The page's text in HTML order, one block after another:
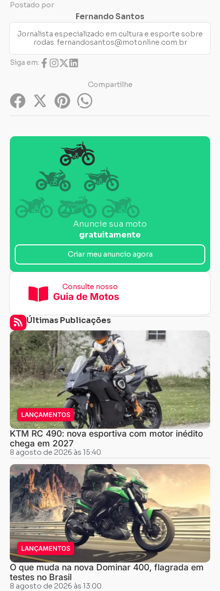
Postado por
Fernando Santos
Jornalista especializado em cultura e esporte sobre
rodas. fernandosantos@motonline.com.br
Siga em:
Compartilhe
Anuncie sua moto
gratuitamente
Criar meu anuncio agora
Consulte nosso
Guia de Motos
Últimas Publicações
LANÇAMENTOS
KTM RC 490: nova esportiva com motor inédito
chega em 2027
8 agosto de 2026 às 15:40
LANÇAMENTOS
O que muda na nova Dominar 400, flagrada em
testes no Brasil
8 agosto de 2026 às 13:00